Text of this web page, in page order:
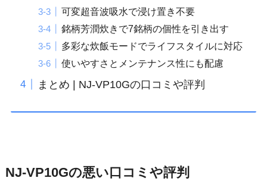
可変超音波吸水で浸け置き不要
銘柄芳潤炊きで7銘柄の個性を引き出す
多彩な炊飯モードでライフスタイルに対応
使いやすさとメンテナンス性にも配慮
まとめ | NJ-VP10Gの口コミや評判
NJ-VP10Gの悪い口コミや評判